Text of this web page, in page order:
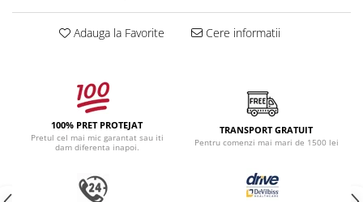
Adauga la Favorite Cere informatii
100% PRET PROTEJAT
Pretul cel mai mic garantat sau iti
dam diferenta inapoi.
TRANSPORT GRATUIT
Pentru comenzi mai mari de 1500 lei